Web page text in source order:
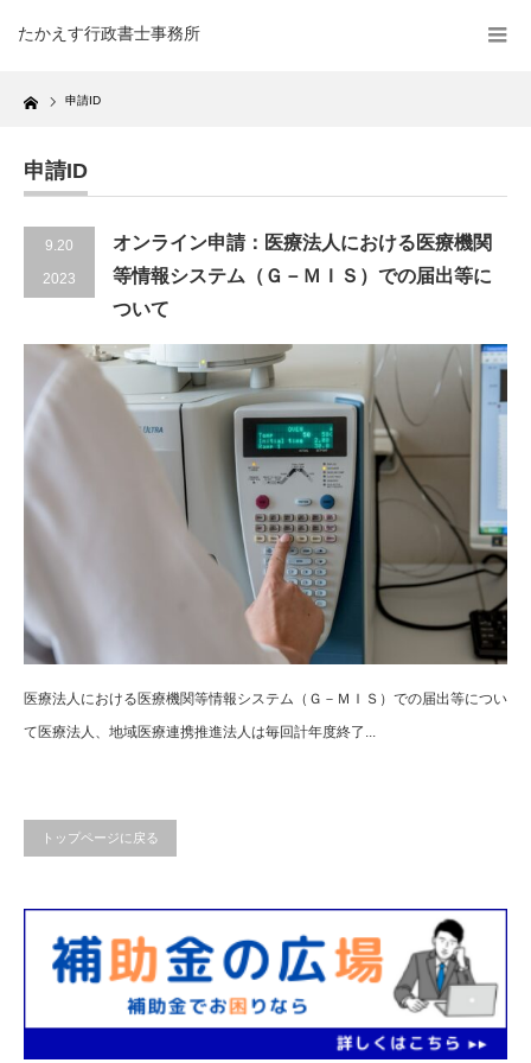
たかえす行政書士事務所
Home 申請ID
申請ID
9.20
2023
オンライン申請：医療法人における医療機関
等情報システム（Ｇ－ＭＩＳ）での届出等に
ついて
医療法人における医療機関等情報システム（Ｇ－ＭＩＳ）での届出等につい
て医療法人、地域医療連携推進法人は毎回計年度終了...
トップページに戻る